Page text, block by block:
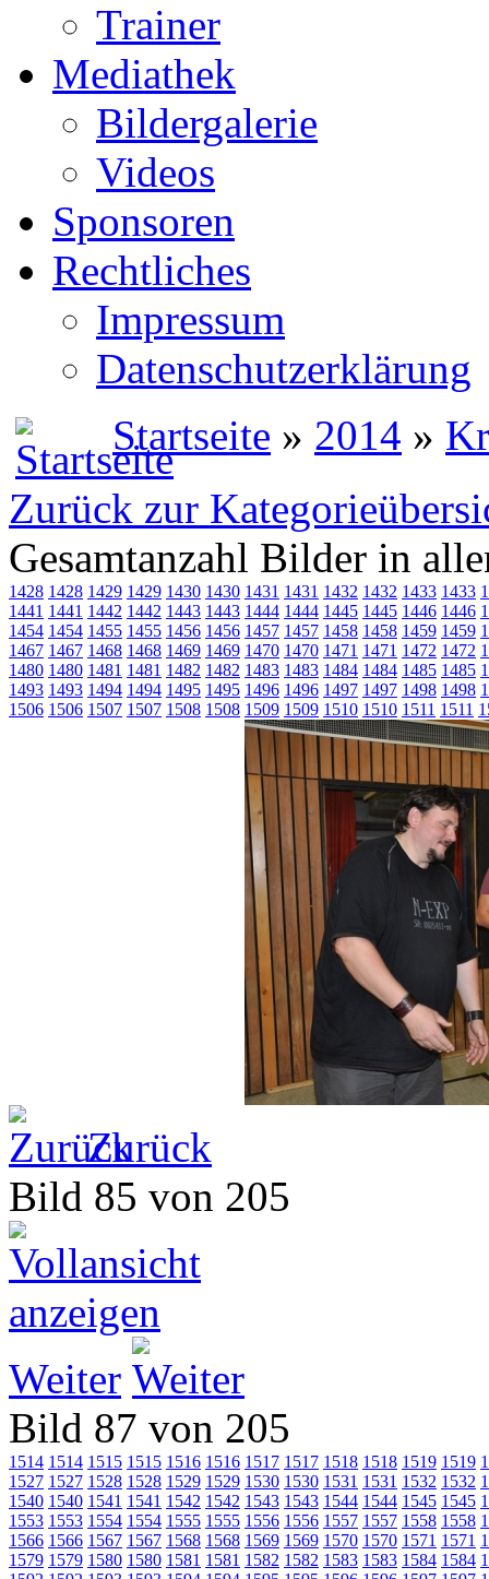
Trainer
Mediathek
Bildergalerie
Videos
Sponsoren
Rechtliches
Impressum
Datenschutzerklärung
Startseite » 2014 »
Zurück zur
Gesamtanzahl Bilder in
1428 1428 1429 1429 1430 1430 1431 1431 1432 1432 1433 1433
1441 1441 1442 1442 1443 1443 1444 1444 1445 1445 1446 1446
1454 1454 1455 1455 1456 1456 1457 1457 1458 1458 1459 1459
1467 1467 1468 1468 1469 1469 1470 1470 1471 1471 1472 1472
1480 1480 1481 1481 1482 1482 1483 1483 1484 1484 1485 1485
1493 1493 1494 1494 1495 1495 1496 1496 1497 1497 1498 1498
1506 1506 1507 1507 1508 1508 1509 1509 1510 1510 1511 1511
Zurück
Bild 85 von 205
Weiter
Bild 87 von 205
1514 1514 1515 1515 1516 1516 1517 1517 1518 1518 1519 1519
1527 1527 1528 1528 1529 1529 1530 1530 1531 1531 1532 1532
1540 1540 1541 1541 1542 1542 1543 1543 1544 1544 1545 1545
1553 1553 1554 1554 1555 1555 1556 1556 1557 1557 1558 1558
1566 1566 1567 1567 1568 1568 1569 1569 1570 1570 1571 1571
1579 1579 1580 1580 1581 1581 1582 1582 1583 1583 1584 1584